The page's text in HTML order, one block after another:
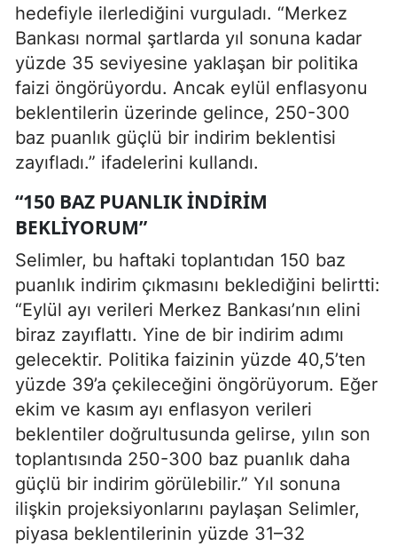
hedefiyle ilerlediğini vurguladı. “Merkez
Bankası normal şartlarda yıl sonuna kadar
yüzde 35 seviyesine yaklaşan bir politika
faizi öngörüyordu. Ancak eylül enflasyonu
beklentilerin üzerinde gelince, 250-300
baz puanlık güçlü bir indirim beklentisi
zayıfladı.” ifadelerini kullandı.
“150 BAZ PUANLIK INDIRIM
BEKLIYORUM”
Selimler, bu haftaki toplantıdan 150 baz
puanlık indirim çıkmasını beklediğini belirtti:
“Eylül ayı verileri Merkez Bankası’nın elini
biraz zayıflattı. Yine de bir indirim adımı
gelecektir. Politika faizinin yüzde 40,5’ten
yüzde 39’a çekileceğini öngörüyorum. Eğer
ekim ve kasım ayı enflasyon verileri
beklentiler doğrultusunda gelirse, yılın son
toplantısında 250-300 baz puanlık daha
güçlü bir indirim görülebilir.” Yıl sonuna
ilişkin projeksiyonlarını paylaşan Selimler,
piyasa beklentilerinin yüzde 31–32